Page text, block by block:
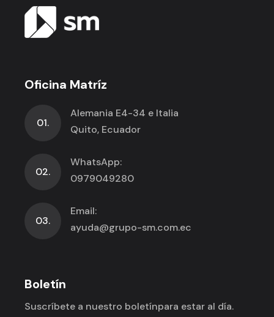
Oficina Matríz
01.
Alemania E4-34 e Italia
Quito, Ecuador
02.
WhatsApp:
0979049280
03.
Email:
ayuda@grupo-sm.com.ec
Boletín
Suscríbete a nuestro boletínpara estar al día.